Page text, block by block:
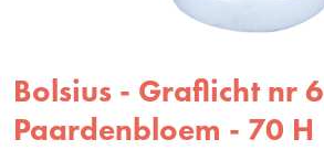
Bolsius - Graflicht nr 6
Paardenbloem - 70 H